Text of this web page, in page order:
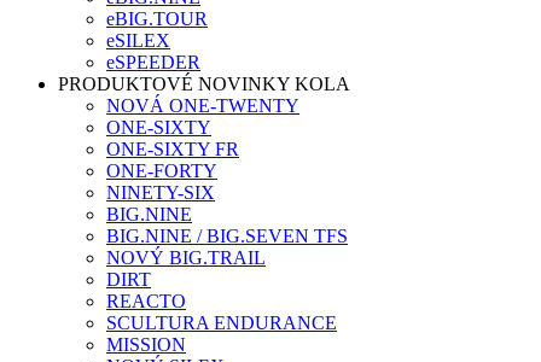
eBIG.TOUR
eSILEX
eSPEEDER
PRODUKTOVÉ NOVINKY KOLA
NOVÁ ONE-TWENTY
ONE-SIXTY
ONE-SIXTY FR
ONE-FORTY
NINETY-SIX
BIG.NINE
BIG.NINE / BIG.SEVEN TFS
NOVÝ BIG.TRAIL
DIRT
REACTO
SCULTURA ENDURANCE
MISSION